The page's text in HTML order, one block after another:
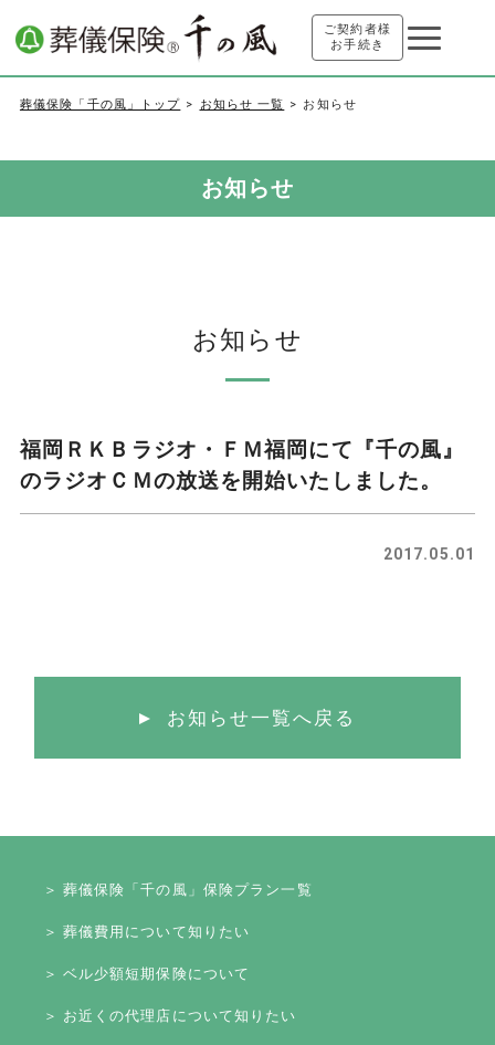
ご契約者様
お手続き
葬儀保険「千の風」トップ お知らせ 一覧 お知らせ
お知らせ
お知らせ
福岡ＲＫＢラジオ・ＦＭ福岡にて『千の風』
のラジオＣＭの放送を開始いたしました。
2017.05.01
お知らせ一覧へ戻る
＞ 葬儀保険「千の風」保険プラン一覧
＞ 葬儀費用について知りたい
＞ ベル少額短期保険について
＞ お近くの代理店について知りたい